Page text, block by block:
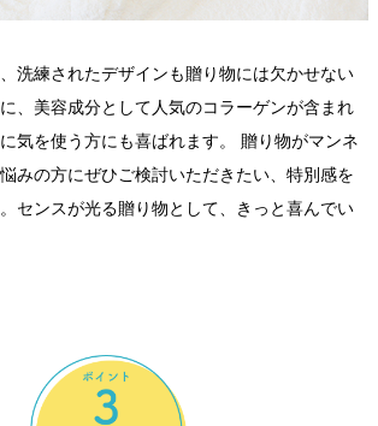
洗練されたデザインも贈り物には欠かせない
、美容成分として人気のコラーゲンが含まれ
気を使う方にも喜ばれます。 贈り物がマンネ
みの方にぜひご検討いただきたい、特別感を
センスが光る贈り物として、きっと喜んでい